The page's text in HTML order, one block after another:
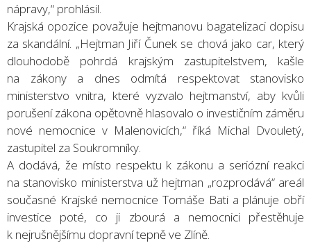
nápravy,“ prohlásil.
Krajská opozice považuje hejtmanovu bagatelizaci dopisu
za skandální. „Hejtman Jiří Čunek se chová jako car, který
dlouhodobě pohrdá krajským zastupitelstvem, kašle
na zákony a dnes odmítá respektovat stanovisko
ministerstvo vnitra, které vyzvalo hejtmanství, aby kvůli
porušení zákona opětovně hlasovalo o investičním záměru
nové nemocnice v Malenovicích,“ říká Michal Dvouletý,
zastupitel za Soukromníky.
A dodává, že místo respektu k zákonu a seriózní reakci
na stanovisko ministerstva už hejtman „rozprodává“ areál
současné Krajské nemocnice Tomáše Bati a plánuje obří
investice poté, co ji zbourá a nemocnici přestěhuje
k nejrušnějšímu dopravní tepně ve Zlíně.